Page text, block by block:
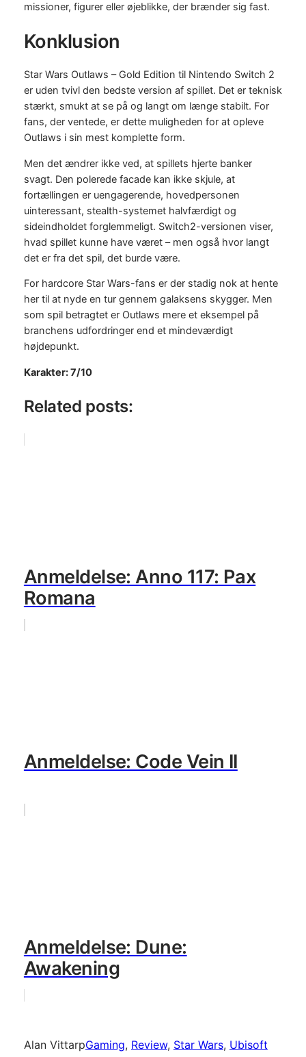
missioner, figurer eller øjeblikke, der brænder sig fast.
Konklusion
Star Wars Outlaws – Gold Edition til Nintendo Switch 2
er uden tvivl den bedste version af spillet. Det er teknisk
stærkt, smukt at se på og langt om længe stabilt. For
fans, der ventede, er dette muligheden for at opleve
Outlaws i sin mest komplette form.
Men det ændrer ikke ved, at spillets hjerte banker
svagt. Den polerede facade kan ikke skjule, at
fortællingen er uengagerende, hovedpersonen
uinteressant, stealth-systemet halvfærdigt og
sideindholdet forglemmeligt. Switch2-versionen viser,
hvad spillet kunne have været – men også hvor langt
det er fra det spil, det burde være.
For hardcore Star Wars-fans er der stadig nok at hente
her til at nyde en tur gennem galaksens skygger. Men
som spil betragtet er Outlaws mere et eksempel på
branchens udfordringer end et mindeværdigt
højdepunkt.
Karakter: 7/10
Related posts:
Anmeldelse: Anno 117: Pax
Romana
Anmeldelse: Code Vein II
Anmeldelse: Dune:
Awakening
Alan VittarpGaming, Review, Star Wars, Ubisoft